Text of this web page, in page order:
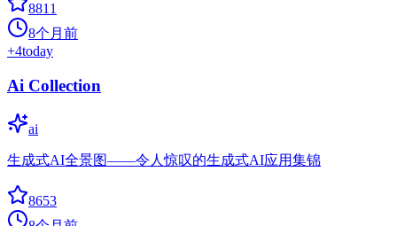
8811
8个月前
+4today
Ai Collection
ai
生成式AI全景图——令人惊叹的生成式AI应用集锦
8653